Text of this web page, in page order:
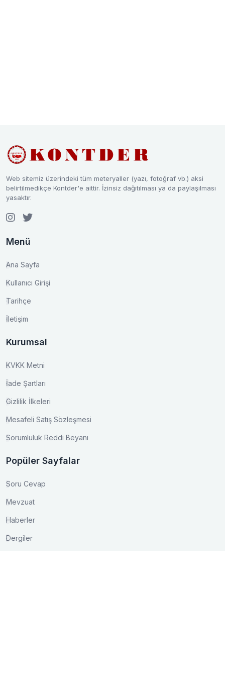
Web sitemiz üzerindeki tüm meteryaller (yazı, fotoğraf vb.) aksi
belirtilmedikçe Kontder'e aittir. İzinsiz dağıtılması ya da paylaşılması
yasaktır.
Menü
Ana Sayfa
Kullanıcı Girişi
Tarihçe
İletişim
Kurumsal
KVKK Metni
İade Şartları
Gizlilik İlkeleri
Mesafeli Satış Sözleşmesi
Sorumluluk Reddi Beyanı
Popüler Sayfalar
Soru Cevap
Mevzuat
Haberler
Dergiler